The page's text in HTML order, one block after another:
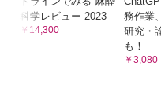
DPCデータを利用し
予測モデルの性能
DPCデータを利用し
DPCデータによる予
科学レビュー 2023
￥14,300
務作業
研究・
も！
￥3,080